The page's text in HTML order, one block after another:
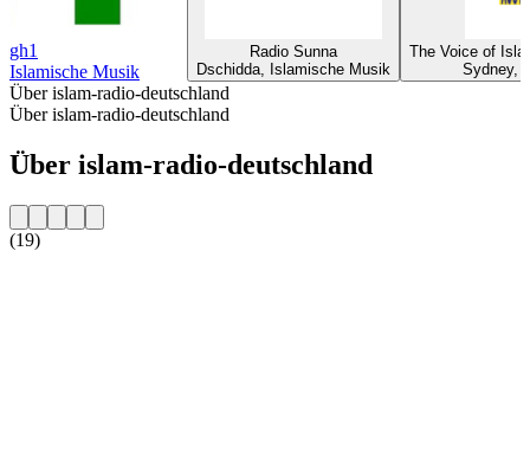
gh1
Islamische Musik
Radio Sunna
Dschidda, Islamische Musik
The Voice of
Sydney,
Über islam-radio-deutschland
Über islam-radio-deutschland
Über islam-radio-deutschland
(19)